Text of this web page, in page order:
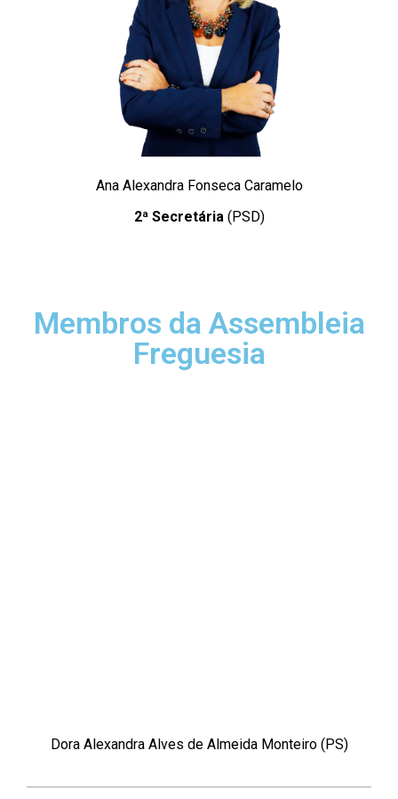
Ana Alexandra Fonseca Caramelo
2ª Secretária(PSD)
Membros da Assembleia
Freguesia
Dora Alexandra Alves de Almeida Monteiro (PS)